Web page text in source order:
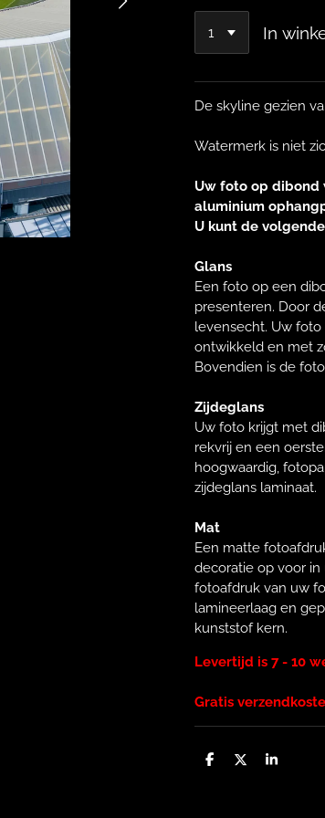
In
De skyline gezien
Watermerk is niet
Uw foto op dibond
aluminium
U kunt de
Glans
Een foto op een
presenteren. Door
levensecht. Uw
ontwikkeld en met
Bovendien is de
Zijdeglans
Uw foto krijgt met
rekvrij en een
hoogwaardig,
zijdeglans laminaat.
Mat
Een matte
decoratie op voor
fotoafdruk van uw
lamineerlaag en
kunststof kern.
Levertijd is 7 - 10
Gratis
D
D
S